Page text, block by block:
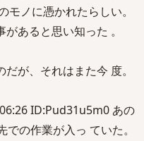
ノに憑かれたらしい。
あると思い知った 。
が、それはまた今 度。
ID:Pud31u5m0 あの
の作業が入っ ていた。